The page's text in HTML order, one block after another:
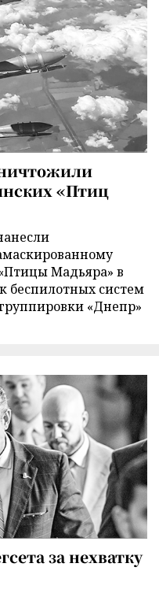
«Птиц
Мадьяра» в
беспилотных систем
«Днепр»
за нехватку